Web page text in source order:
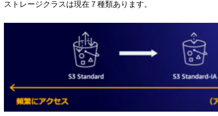
ストレージクラスは現在７種類あります。